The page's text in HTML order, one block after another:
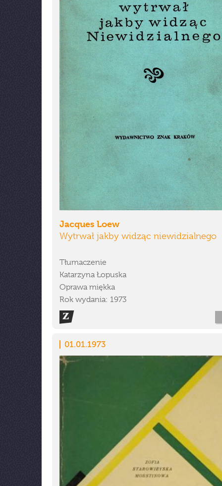
Jacques Loew
Wytrwał jakby widząc niewidzialnego
Tłumaczenie
Katarzyna Łopuska
Oprawa miękka
Rok wydania: 1973
01.01.1973